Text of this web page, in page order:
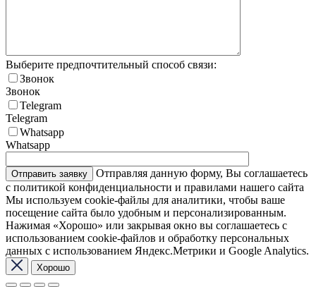
Выберите предпочтительный способ связи:
Звонок
Звонок
Telegram
Telegram
Whatsapp
Whatsapp
Отправляя данную форму, Вы соглашаетесь
с политикой конфиденциальности и правилами нашего сайта
Мы используем cookie-файлы для аналитики, чтобы ваше
посещение сайта было удобным и персонализированным.
Нажимая «Хорошо» или закрывая окно вы соглашаетесь с
использованием cookie-файлов и обработку персональных
данных с использованием Яндекс.Метрики и Google Analytics.
Хорошо